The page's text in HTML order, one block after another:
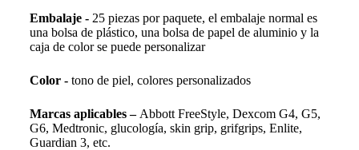
Embalaje - 25 piezas por paquete, el embalaje normal es
una bolsa de plástico, una bolsa de papel de aluminio y la
caja de color se puede personalizar
Color - tono de piel, colores personalizados
Marcas aplicables – Abbott FreeStyle, Dexcom G4, G5,
G6, Medtronic, glucología, skin grip, grifgrips, Enlite,
Guardian 3, etc.